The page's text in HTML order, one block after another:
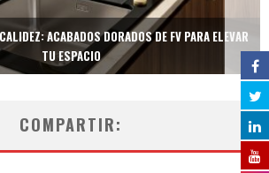
ACABADOS DORADOS DE FV PARA ELEVAR
TU ESPACIO
COMPARTIR: